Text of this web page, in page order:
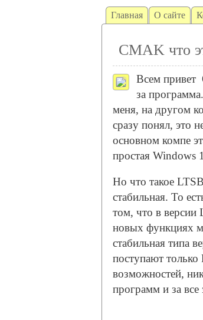
Главная О сайте
CMAK что
Всем привет
за
меня, на другом
сразу понял, это
основном компе
простая Windows
Но что такое
стабильная. То
том, что в версии
новых функциях
стабильная типа
поступают
возможностей,
программ и за